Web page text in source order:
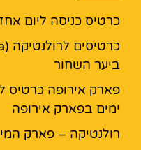
כרטיס כניסה ליום
ביער השחור
ימים בפארק אירופה
רולנטיקה – פארק